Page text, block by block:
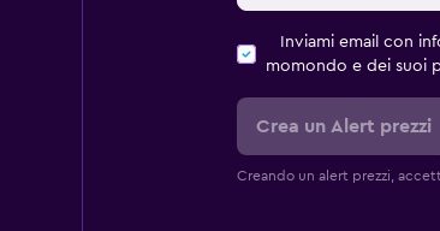
Inviami email con
momondo e dei suoi
Crea un Alert prezzi
Creando un alert prezzi,